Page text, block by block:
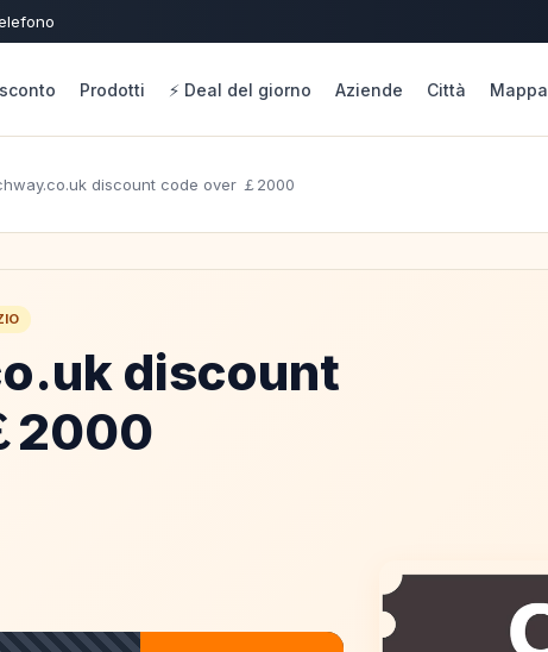
Prodotti ⚡ Deal del giorno Aziende Città Mappa
discount code over ￡2000
discount
2000